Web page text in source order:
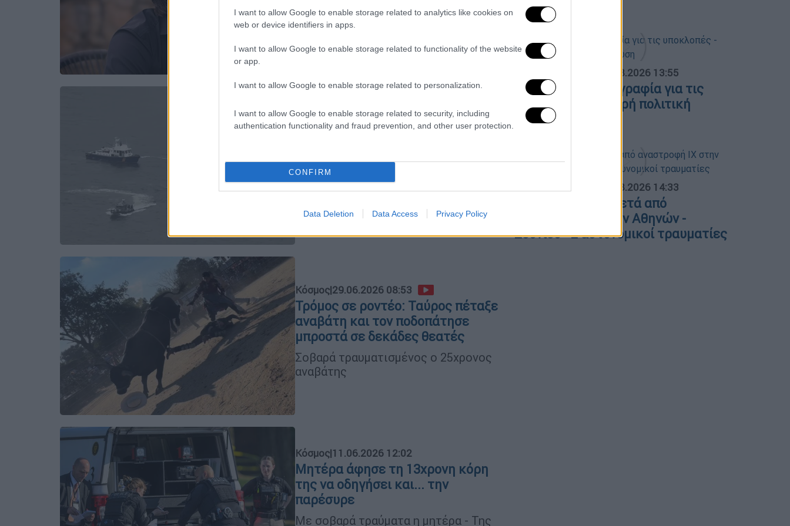
I want to allow Google to enable storage related to analytics like cookies on
web or device identifiers in apps.
I want to allow Google to enable storage related to functionality of the website
or app.
I want to allow Google to enable storage related to personalization.
I want to allow Google to enable storage related to security, including
authentication functionality and fraud prevention, and other user protection.
CONFIRM
Data Deletion Data Access Privacy Policy
Ο γνωστός μουσικός έπιασε ξανά το
κλαρίνο στα χέρια του και
«Θεέ μου»: Τρομακτικό βίντεο
μέσα από υδροπλάνο που
στη Νέα Υόρκη
Το αεροσκάφος με τους 8
επιβαίνοντες επιχειρεί να
προσθαλασσωθεί στον Ιστ Ρίβερ αλλά
το εγχείρημα δεν είναι εύκολο...
Κόσμος|29.06.2026 08:53
Τρόμος σε ροντέο: Ταύρος πέταξε
αναβάτη και τον ποδοπάτησε
μπροστά σε δεκάδες θεατές
Σοβαρά τραυματισμένος ο 25χρονος
αναβάτης
Κόσμος|11.06.2026 12:02
Μητέρα άφησε τη 13χρονη κόρη
της να οδηγήσει και... την
παρέσυρε
Με σοβαρά τραύματα η μητέρα - Της
σε 6 περιφέρειες
09.08.2026 13:55
Στο αρχείο η δικογραφία για τις
υποκλοπές - Σφοδρή πολιτική
σύγκρουση
09.08.2026 14:33
Σοβαρό τροχαίο μετά από
αναστροφή ΙΧ στην Αθηνών -
Σουνίου - 2 αστυνομικοί τραυματίες